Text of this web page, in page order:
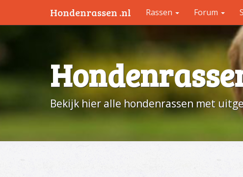
Bekijk hier alle hondenrassen met
Hondenrassen .nl Rassen Forum